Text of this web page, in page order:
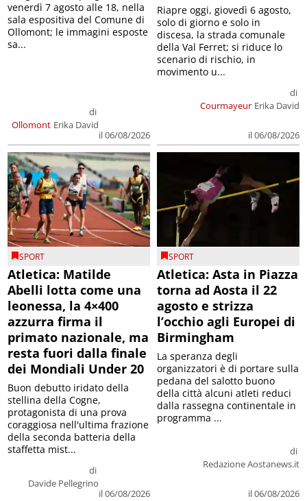
Ollomont
di
Erika David
il 06/08/2026
venerdì 7 agosto alle 18, nella
sala espositiva del Comune di
Ollomont; le immagini esposte
sa...
Courmayeur
di
Erika David
il 06/08/2026
Riapre oggi, giovedì 6 agosto,
solo di giorno e solo in
discesa, la strada comunale
della Val Ferret; si riduce lo
scenario di rischio, in
movimento u...
SPORT
Atletica: Matilde
Abelli lotta come una
leonessa, la 4×400
azzurra firma il
primato nazionale, ma
resta fuori dalla finale
dei Mondiali Under 20
di
Davide Pellegrino
il 06/08/2026
Buon debutto iridato della
stellina della Cogne,
protagonista di una prova
coraggiosa nell'ultima frazione
della seconda batteria della
staffetta mist...
SPORT
Atletica: Asta in Piazza
torna ad Aosta il 22
agosto e strizza
l’occhio agli Europei di
Birmingham
di
Redazione Aostanews.it
il 06/08/2026
La speranza degli
organizzatori è di portare sulla
pedana del salotto buono
della città alcuni atleti reduci
dalla rassegna continentale in
programma ...